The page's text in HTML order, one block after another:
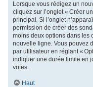
Lorsque vous rédigez un
cliquez sur l’onglet « Créer
principal. Si l’onglet
permission de créer des
moins deux options dans les
nouvelle ligne. Vous pouvez
par utilisateur en réglant «
indiquer une durée limite en
votes.
Haut